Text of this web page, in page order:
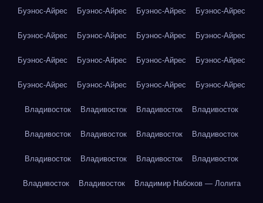
Буэнос-Айрес Буэнос-Айрес Буэнос-Айрес Буэнос-Айрес
Буэнос-Айрес Буэнос-Айрес Буэнос-Айрес Буэнос-Айрес
Буэнос-Айрес Буэнос-Айрес Буэнос-Айрес Буэнос-Айрес
Буэнос-Айрес Буэнос-Айрес Буэнос-Айрес Буэнос-Айрес
Владивосток Владивосток Владивосток Владивосток
Владивосток Владивосток Владивосток Владивосток
Владивосток Владивосток Владивосток Владивосток
Владивосток Владивосток Владимир Набоков — Лолита